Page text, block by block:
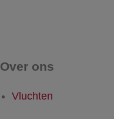
Over ons
Vluchten